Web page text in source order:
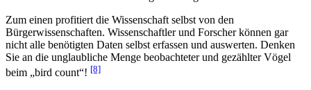
Zum einen profitiert die Wissenschaft selbst von den
Bürgerwissenschaften. Wissenschaftler und Forscher können gar
nicht alle benötigten Daten selbst erfassen und auswerten. Denken
Sie an die unglaubliche Menge beobachteter und gezählter Vögel
beim „bird count“! [8]